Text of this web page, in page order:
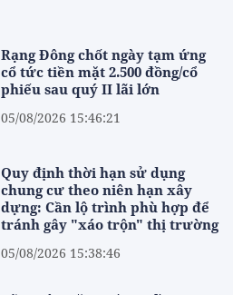
Rạng Đông chốt ngày tạm ứng
cổ tức tiền mặt 2.500 đồng/cổ
phiếu sau quý II lãi lớn
05/08/2026 15:46:21
Quy định thời hạn sử dụng
chung cư theo niên hạn xây
dựng: Cần lộ trình phù hợp để
tránh gây "xáo trộn" thị trường
05/08/2026 15:38:46